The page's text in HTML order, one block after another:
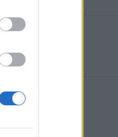
Gauldalen
i Havsjøveien
siden